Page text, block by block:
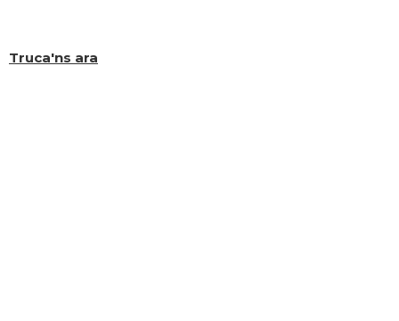
Truca'ns ara